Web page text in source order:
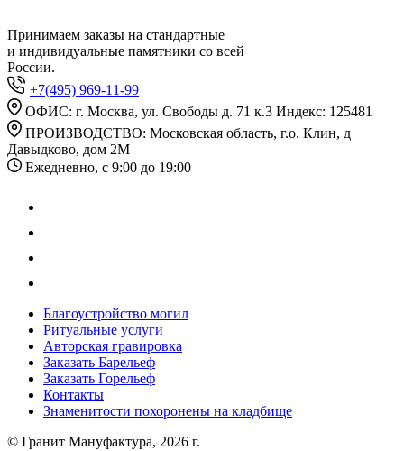
Принимаем заказы на стандартные
и индивидуальные памятники со всей
России.
+7(495) 969-11-99
ОФИС: г. Москва, ул. Свободы д. 71 к.3 Индекс: 125481
ПРОИЗВОДСТВО: Московская область, г.о. Клин, д
Давыдково, дом 2М
Ежедневно, с 9:00 до 19:00
Благоустройство могил
Ритуальные услуги
Авторская гравировка
Заказать Барельеф
Заказать Горельеф
Контакты
Знаменитости похоронены на кладбище
© Гранит Мануфактура, 2026 г.